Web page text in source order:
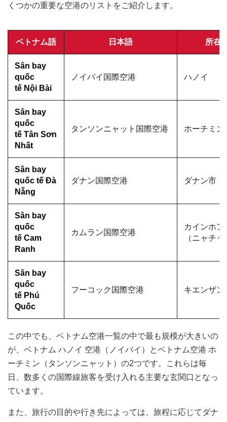
くつかの重要な空港のリストをご紹介します。
ベトナム語 日本語 所在
Sân bay
quốc
tế Nội Bài
ノイバイ国際空港 ハノイ
Sân bay
quốc
tế Tân Sơn
Nhất
タンソンニャット国際空港 ホーチミ
Sân bay
quốc tế Đà
Nẵng
ダナン国際空港 ダナン市
Sân bay
quốc
tế Cam
Ranh
カムラン国際空港
カインホア
（ニャチ
Sân bay
quốc
tế Phú
Quốc
フーコック国際空港 キエンザ
この中でも、ベトナム空港一覧の中で最も規模が大きいの
が、ベトナム ハノイ 空港（ノイバイ）とベトナム空港 ホ
ーチミン（タンソンニャット）の2つです。これらは毎
日、数多くの国際線旅客を受け入れる主要な玄関口となっ
ています。
また、旅行の目的や行き先によっては、旅程に応じてダナ